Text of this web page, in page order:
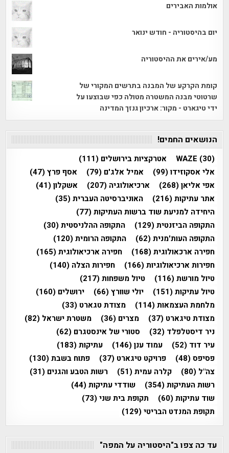
אולמות האבירים
יום בהיסטוריה - חודש ינואר
מע/אירים את ההיסטוריה
קומת הקרקע של המבנה בתרשים המקורי של
שרטוטי מבנה המשטרה מטולה כפי שבוצעו על
ידי טיגארט - מקור: ארכיון גנזך המדינה
הנושאים החמים!
WAZE (30) אטרקציות בירושלים (111)
אלי אסקוזידו(99) אמיל אלג'ם (79) אסף פרץ(47)
אפי אליאן(268) ארכיאולוגיה (207) אשקלון(41)
אתר עתיקות(216) האוניברסיטה העברית(35)
היחידה למניעת שוד ברשות העתיקות(77)
התקופה הביזנטית(129) התקופה ההלניסטית(30)
התקופה העות'מנית(62) התקופה הרומית(120)
חפירה ארכאולוגית(168) חפירה ארכיאולוגית(165)
חפירות ארכיאולוגיות(166) חפירות הצלה (140)
טיול מורשת(116) טיול משפחות(217)
טיול עתיקות(151) יולי שוורץ(66) ירושלים (160)
מלחמת העצמאות(114) מצודת טגארט (33)
מצודת טיגארט (37) מצרים (36) משטרת ישראל (82)
ניר דיסטלפלד (32) סטורי של אינסטגרם (62)
עיר דוד (52) עמוד ענן(146) עתיקות(183)
פסיפס(48) פרויקט טיגארט (37) פתוח בשבת(130)
צה"ל (80) קלרה עמית(51) רשות הטבע והגנים (31)
רשות העתיקות(354) שודדי עתיקות(44)
שוד עתיקות(60) תקופת בית שני(73)
תקופת המנדט הבריטי(129)
עד כה צפו ב"היסטוריה על המפה"